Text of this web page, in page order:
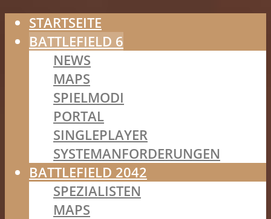
STARTSEITE
BATTLEFIELD 6
NEWS
MAPS
SPIELMODI
PORTAL
SINGLEPLAYER
SYSTEMANFORDERUNGEN
BATTLEFIELD 2042
SPEZIALISTEN
MAPS